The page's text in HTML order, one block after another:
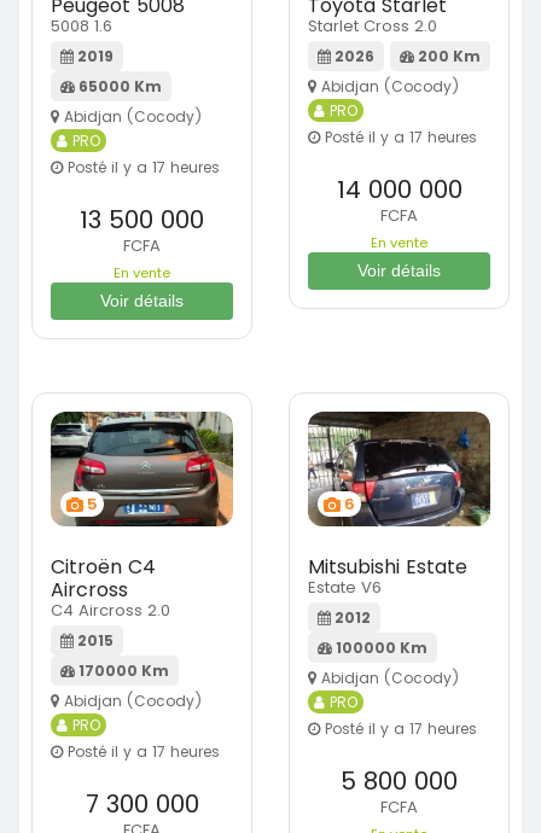
5008 1.6
2019
65000 Km
Abidjan (Cocody)
PRO
Posté il y a 17 heures
13 500 000
FCFA
En vente
Voir détails
Starlet Cross 2.0
2026
200 Km
Abidjan (Cocody)
PRO
Posté il y a 17 heures
14 000 000
FCFA
En vente
Voir détails
5
Citroën C4
Aircross
C4 Aircross 2.0
2015
170000 Km
Abidjan (Cocody)
PRO
Posté il y a 17 heures
7 300 000
6
Mitsubishi Estate
Estate V6
2012
100000 Km
Abidjan (Cocody)
PRO
Posté il y a 17 heures
5 800 000
FCFA